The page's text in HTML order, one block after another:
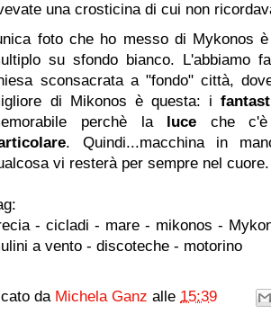
una crosticina di cui non
foto che ho messo di Mykonos
su sfondo bianco. L'abbiamo
sconsacrata a "fondo" città,
di Mikonos è questa: i
perchè la luce che
. Quindi...macchina in
vi resterà per sempre nel cuore.
- cicladi - mare - mikonos -
a vento - discoteche - motorino
da Michela Ganz alle 15:39